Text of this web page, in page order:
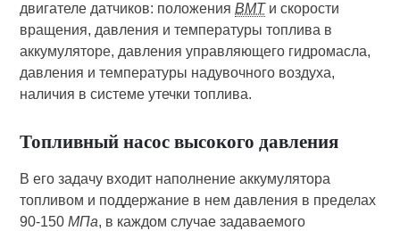
двигателе датчиков: положенияВМТ и скорости
вращения, давления и температуры топлива в
аккумуляторе, давления управляющего гидромасла,
давления и температуры надувочного воздуха,
наличия в системе утечки топлива.
Топливный насос высокого давления
В его задачу входит наполнение аккумулятора
топливом и поддержание в нем давления в пределах
90-150МПа, в каждом случае задаваемого